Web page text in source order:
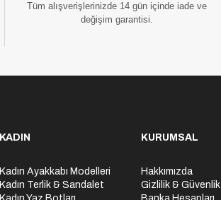
Tüm alışverişlerinizde 14 gün içinde iade ve
değişim garantisi.
KADIN
Kadın Ayakkabı Modelleri
Kadın Terlik & Sandalet
KURUMSAL
Hakkımızda
Gizlilik & Güvenlik